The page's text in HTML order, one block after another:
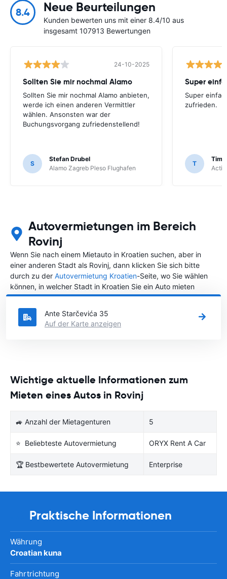
8.4 Neue Beurteilungen
Kunden bewerten uns mit einer 8.4/10 aus
insgesamt 107913 Bewertungen
24-10-2025
Sollten Sie mir nochmal Alamo
Sollten Sie mir nochmal Alamo anbieten,
werde ich einen anderen Vermittler
wählen. Ansonsten war der
Buchungsvorgang zufriedenstellend!
S
Stefan Drubel
Alamo Zagreb Pleso Flughafen
Super
Super
zufrieden.
T
Autovermietungen im Bereich
Rovinj
Wenn Sie nach einem Mietauto in Kroatien suchen, aber in
einer anderen Stadt als Rovinj, dann klicken Sie sich bitte
durch zu der Autovermietung Kroatien-Seite, wo Sie wählen
können, in welcher Stadt in Kroatien Sie ein Auto mieten
möchten.
Ante Starčevića 35
Auf der Karte anzeigen
Wichtige aktuelle Informationen zum
Mieten eines Autos in Rovinj
🚙 Anzahl der Mietagenturen 5
⭐ Beliebteste Autovermietung ORYX Rent A Car
🏆 Bestbewertete Autovermietung Enterprise
Praktische Informationen
Währung
Croatian kuna
Fahrtrichtung